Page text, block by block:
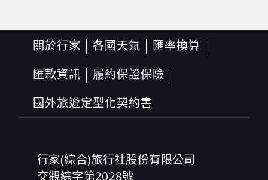
關於行家 各國天氣
匯率換算
匯款資訊
履約保證保險
國外旅遊定型化契約書
行家(綜合)旅行社股份有限公司
交觀綜字第2028號